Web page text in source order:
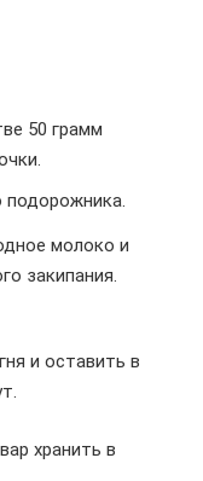
50 грамм
молоко и
закипания.
и оставить в
хранить в